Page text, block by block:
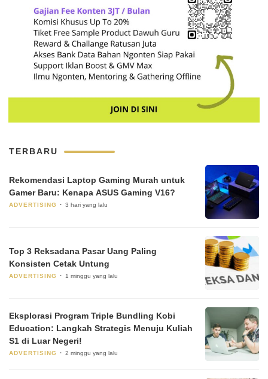
TERBARU
Rekomendasi Laptop Gaming Murah untuk
Gamer Baru: Kenapa ASUS Gaming V16?
ADVERTISING 3 hari yang lalu
Top 3 Reksadana Pasar Uang Paling
Konsisten Cetak Untung
ADVERTISING 1 minggu yang lalu
Eksplorasi Program Triple Bundling Kobi
Education: Langkah Strategis Menuju Kuliah
S1 di Luar Negeri!
ADVERTISING 2 minggu yang lalu